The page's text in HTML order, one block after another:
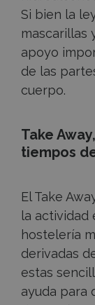
Si bien la
mascarillas
apoyo
de las
cuerpo.
Take
tiempos
El Take
la actividad
hostelería
derivadas
estas
ayuda para